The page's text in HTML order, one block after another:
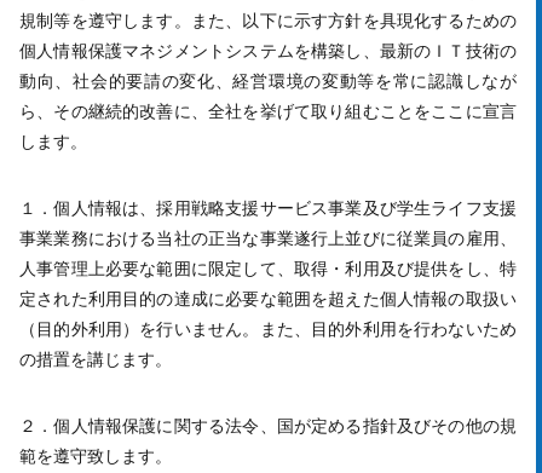
規制等を遵守します。また、以下に示す方針を具現化するための
個人情報保護マネジメントシステムを構築し、最新のＩＴ技術の
動向、社会的要請の変化、経営環境の変動等を常に認識しなが
ら、その継続的改善に、全社を挙げて取り組むことをここに宣言
します。
１．個人情報は、採用戦略支援サービス事業及び学生ライフ支援
事業業務における当社の正当な事業遂行上並びに従業員の雇用、
人事管理上必要な範囲に限定して、取得・利用及び提供をし、特
定された利用目的の達成に必要な範囲を超えた個人情報の取扱い
（目的外利用）を行いません。また、目的外利用を行わないため
の措置を講じます。
２．個人情報保護に関する法令、国が定める指針及びその他の規
範を遵守致します。